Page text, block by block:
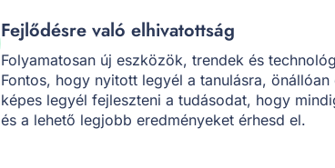
Fejlődésre való elhivatottság
Folyamatosan új eszközök, trendek és
Fontos, hogy nyitott legyél a tanulásra, önállóan
képes legyél fejleszteni a tudásodat, hogy
és a lehető legjobb eredményeket érhesd el.